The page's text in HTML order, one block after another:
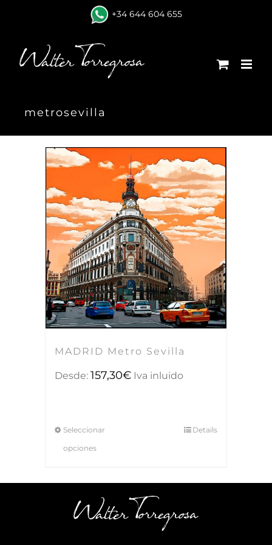
content
+34 644 604 655
metrosevilla
MADRID Metro Sevilla
Desde: 157,30€ Iva inluido
Seleccionar
opciones
Details